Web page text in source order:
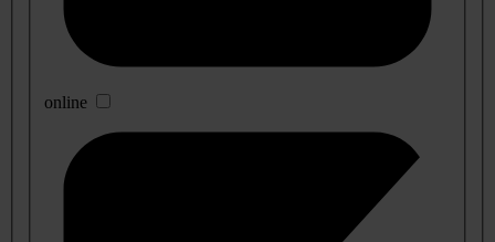
online